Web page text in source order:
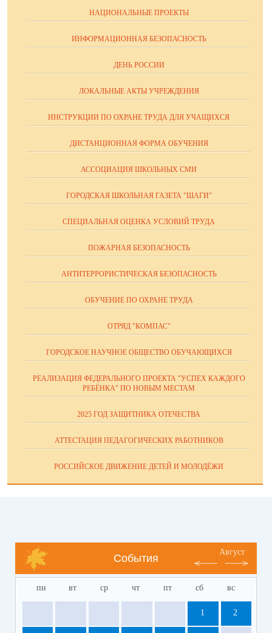
НАЦИОНАЛЬНЫЕ ПРОЕКТЫ
ИНФОРМАЦИОННАЯ БЕЗОПАСНОСТЬ
ДЕНЬ РОССИИ
ЛОКАЛЬНЫЕ АКТЫ УЧРЕЖДЕНИЯ
ИНСТРУКЦИИ ПО ОХРАНЕ ТРУДА ДЛЯ УЧАЩИХСЯ
ДИСТАНЦИОННАЯ ФОРМА ОБУЧЕНИЯ
АССОЦИАЦИЯ ШКОЛЬНЫХ СМИ
ГОРОДСКАЯ ШКОЛЬНАЯ ГАЗЕТА "ШАГИ"
СПЕЦИАЛЬНАЯ ОЦЕНКА УСЛОВИЙ ТРУДА
ПОЖАРНАЯ БЕЗОПАСНОСТЬ
АНТИТЕРРОРИСТИЧЕСКАЯ БЕЗОПАСНОСТЬ
ОБУЧЕНИЕ ПО ОХРАНЕ ТРУДА
ОТРЯД "КОМПАС"
ГОРОДСКОЕ НАУЧНОЕ ОБЩЕСТВО ОБУЧАЮЩИХСЯ
РЕАЛИЗАЦИЯ ФЕДЕРАЛЬНОГО ПРОЕКТА "УСПЕХ КАЖДОГО
РЕБЁНКА" ПО НОВЫМ МЕСТАМ
2025 ГОД ЗАЩИТНИКА ОТЕЧЕСТВА
АТТЕСТАЦИЯ ПЕДАГОГИЧЕСКИХ РАБОТНИКОВ
РОССИЙСКОЕ ДВИЖЕНИЕ ДЕТЕЙ И МОЛОДЁЖИ
События
Август
пн вт ср чт пт сб вс
1 2